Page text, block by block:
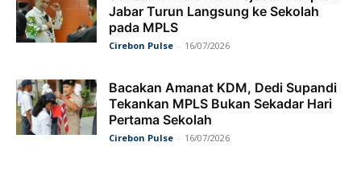
Jabar Turun Langsung ke Sekolah
pada MPLS
Cirebon Pulse - 16/07/2026
Bacakan Amanat KDM, Dedi Supandi
Tekankan MPLS Bukan Sekadar Hari
Pertama Sekolah
Cirebon Pulse - 16/07/2026